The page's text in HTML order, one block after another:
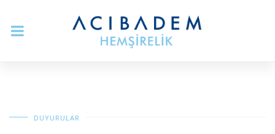
DUYURULAR